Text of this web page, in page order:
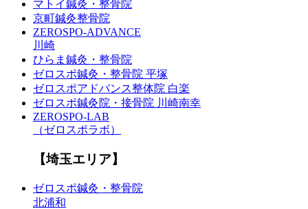
マトイ鍼灸・整骨院
京町鍼灸整骨院
ZEROSPO-ADVANCE
川崎
ひらま鍼灸・整骨院
ゼロスポ鍼灸・整骨院 平塚
ゼロスポアドバンス整体院 白楽
ゼロスポ鍼灸院・接骨院 川崎南幸
ZEROSPO-LAB
（ゼロスポラボ）
【埼玉エリア】
ゼロスポ鍼灸・整骨院
北浦和